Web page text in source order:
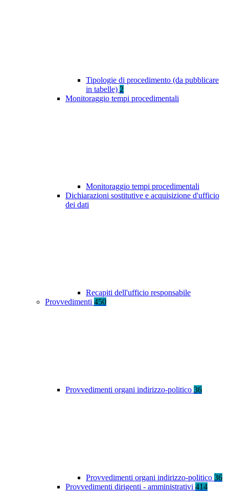
Tipologie di procedimento (da pubblicare
in tabelle) 2
Monitoraggio tempi procedimentali
Monitoraggio tempi procedimentali
Dichiarazioni sostitutive e acquisizione d'ufficio
dei dati
Recapiti dell'ufficio responsabile
Provvedimenti 450
Provvedimenti organi indirizzo-politico 36
Provvedimenti organi indirizzo-politico 36
Provvedimenti dirigenti - amministrativi 414